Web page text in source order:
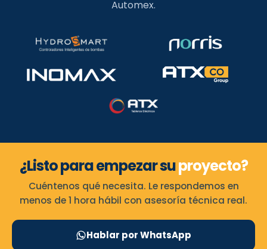
Automex.
¿Listo para empezar suproyecto?
Cuéntenos qué necesita. Le respondemos en
menos de 1 hora hábil con asesoría técnica real.
Hablar por WhatsApp